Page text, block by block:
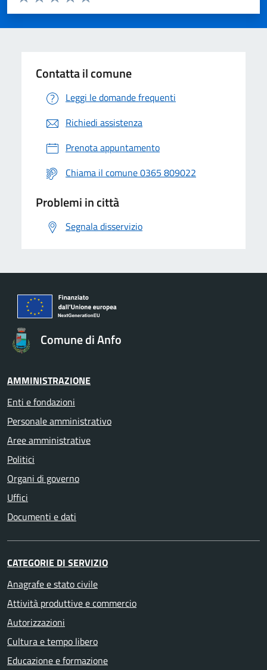
Valuta 5 stelle su 5
Valuta 4 stelle su 5
Valuta 3 stelle su 5
Valuta 2 stelle su 5
Valuta 1 stelle su 5
Contatta il comune
Leggi le domande frequenti
Richiedi assistenza
Prenota appuntamento
Chiama il comune 0365 809022
Problemi in città
Segnala disservizio
Comune di Anfo
AMMINISTRAZIONE
Enti e fondazioni
Personale amministrativo
Aree amministrative
Politici
Organi di governo
Uffici
Documenti e dati
CATEGORIE DI SERVIZIO
Anagrafe e stato civile
Attività produttive e commercio
Autorizzazioni
Cultura e tempo libero
Educazione e formazione